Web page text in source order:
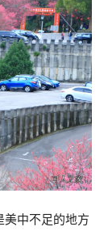
美中不足的地方